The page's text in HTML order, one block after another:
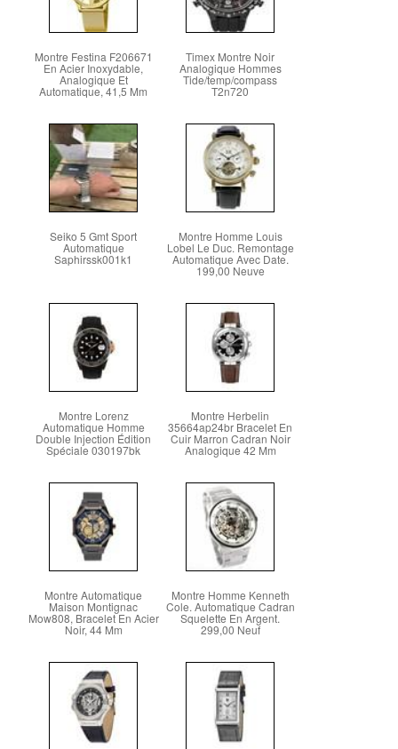
Montre Festina F206671
En Acier Inoxydable,
Analogique Et
Automatique, 41,5 Mm
Timex Montre Noir
Analogique Hommes
Tide/temp/compass
T2n720
Seiko 5 Gmt Sport
Automatique
Saphirssk001k1
Montre Homme Louis
Lobel Le Duc. Remontage
Automatique Avec Date.
199,00 Neuve
Montre Lorenz
Automatique Homme
Double Injection Édition
Spéciale 030197bk
Montre Herbelin
35664ap24br Bracelet En
Cuir Marron Cadran Noir
Analogique 42 Mm
Montre Automatique
Maison Montignac
Mow808, Bracelet En Acier
Noir, 44 Mm
Montre Homme Kenneth
Cole. Automatique Cadran
Squelette En Argent.
299,00 Neuf